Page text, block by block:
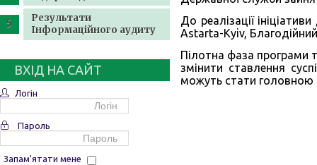
Результати
Інформаційного аудиту
ВХІД НА САЙТ
Логін
Пароль
Запам'ятати мене
До реалізації
Astarta-Kyiv,
Пілотна фаза програми
змінити ставлення
можуть стати головною